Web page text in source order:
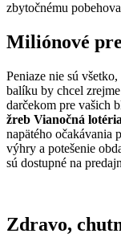
zbytočnému
Miliónové
Peniaze nie sú
balíku by chcel
darčekom pre vašich
žreb Vianočná
napätého očakávania
výhry a potešenie
sú dostupné na
Zdravo,